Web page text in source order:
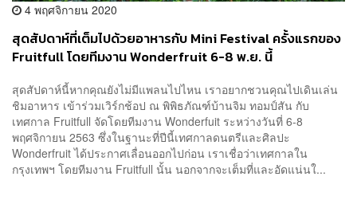
4 พฤศจิกายน 2020
สุดสัปดาห์ที่เต็มไปด้วยอาหารกับ Mini Festival ครั้งแรกของ
Fruitfull โดยทีมงาน Wonderfruit 6-8 พ.ย. นี้
สุดสัปดาห์นี้หากคุณยังไม่มีแพลนไปไหน เราอยากชวนคุณไปเดินเล่น
ชิมอาหาร เข้าร่วมเวิร์กช้อป ณ​ พิพิธภัณฑ์บ้านจิม ทอมป์สัน กับ
เทศกาล Fruitfull จัดโดยทีมงาน Wonderfuit ระหว่างวันที่ 6-8
พฤศจิกายน 2563 ซึ่งในฐานะที่ปีนี้เทศกาลดนตรีและศิลปะ
Wonderfruit ได้ประกาศเลื่อนออกไปก่อน เราเชื่อว่าเทศกาลใน
กรุงเทพฯ โดยทีมงาน Fruitfull นั้น นอกจากจะเต็มที่และอัดแน่นใ...